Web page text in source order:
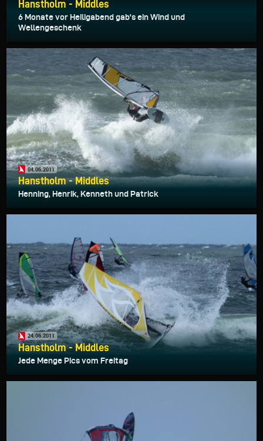
Hanstholm - Middles
6 Monate vor Heiligabend gab's ein Wind und
Wellengeschenk
04.06.2011
Hanstholm - Middles
Henning, Henrik, Kenneth und Patrick
24.06.2011
Hanstholm - Middles
Jede Menge Pics vom Freitag